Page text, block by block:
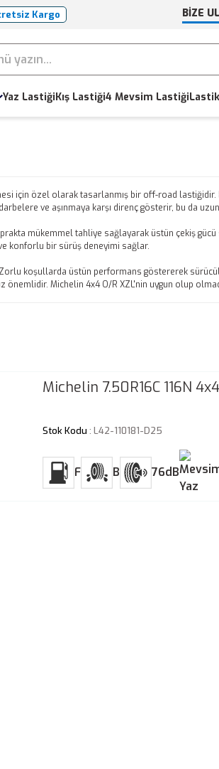
Kargo BİZE
Yaz LastiğiKış Lastiği4 Mevsim Lastiği
için özel olarak tasarlanmış bir off-road
ve aşınmaya karşı direnç gösterir, bu da
mükemmel tahliye sağlayarak üstün çekiş
konforlu bir sürüş deneyimi sağlar.
koşullarda üstün performans göstererek
önemlidir. Michelin 4x4 O/R XZL'nin uygun olup
Michelin 7.50R16C 116N
Stok Kodu : L42-110181-D25
F B 76dB